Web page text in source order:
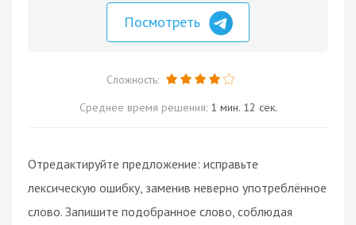
Посмотреть
Сложность:
Среднее время решения: 1 мин. 12 сек.
Отредактируйте предложение: исправьте
лексическую ошибку, заменив неверно употреблённое
слово. Запишите подобранное слово, соблюдая